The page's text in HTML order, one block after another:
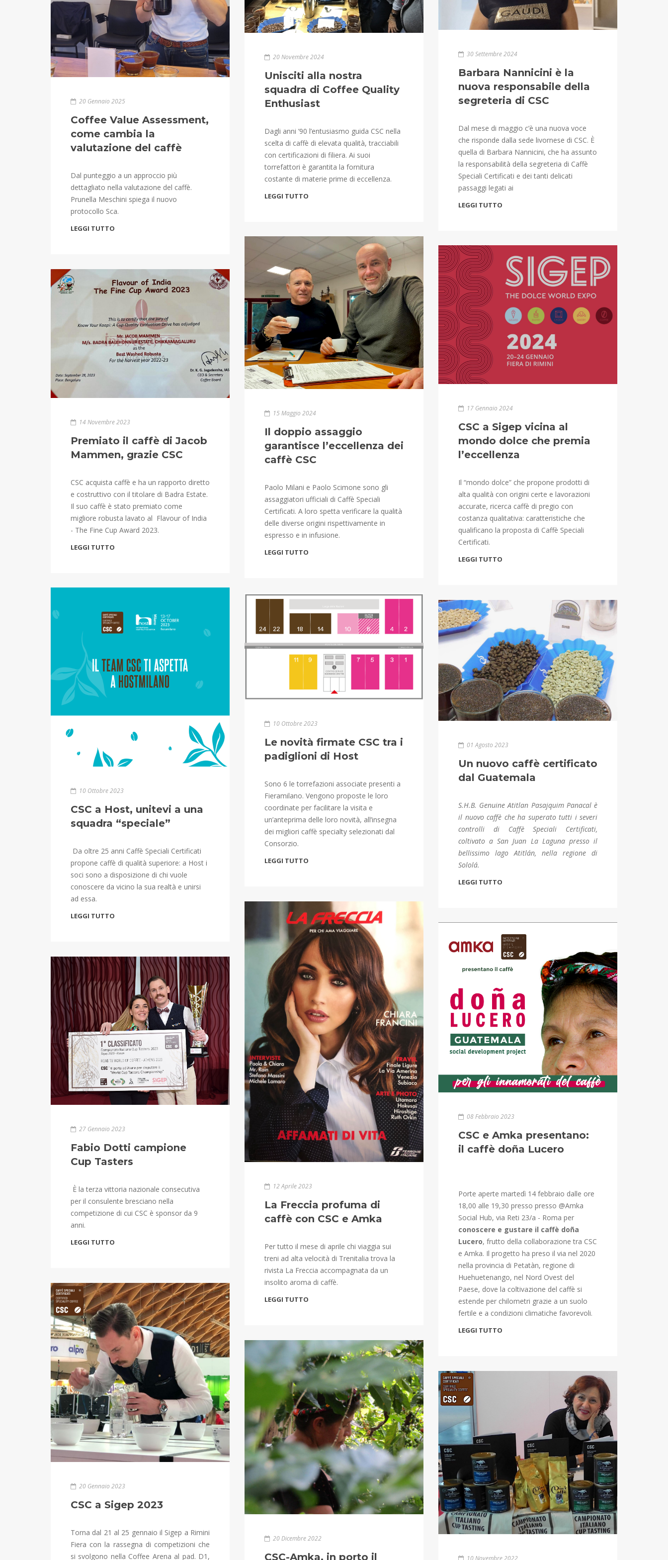
20 Gennaio 2025
Coffee Value Assessment,
come cambia la
valutazione del caffè
Dal punteggio a un approccio più
dettagliato nella valutazione del caffè.
Prunella Meschini spiega il nuovo
protocollo Sca.
LEGGI TUTTO
20 Novembre 2024
Unisciti alla nostra
squadra di Coffee Quality
Enthusiast
Dagli anni ’90 l’entusiasmo guida CSC nella
scelta di caffè di elevata qualità, tracciabili
con certificazioni di filiera. Ai suoi
torrefattori è garantita la fornitura
costante di materie prime di eccellenza.
LEGGI TUTTO
30 Settembre 2024
Barbara Nannicini è la
nuova responsabile della
segreteria di CSC
Dal mese di maggio c’è una nuova voce
che risponde dalla sede livornese di CSC. È
quella di Barbara Nannicini, che ha assunto
la responsabilità della segreteria di Caffè
Speciali Certificati e dei tanti delicati
passaggi legati ai
LEGGI TUTTO
15 Maggio 2024
Il doppio assaggio
garantisce l’eccellenza dei
caffè CSC
Paolo Milani e Paolo Scimone sono gli
assaggiatori ufficiali di Caffè Speciali
Certificati. A loro spetta verificare la qualità
delle diverse origini rispettivamente in
espresso e in infusione.
LEGGI TUTTO
17 Gennaio 2024
CSC a Sigep vicina al
mondo dolce che premia
l’eccellenza
Il “mondo dolce” che propone prodotti di
alta qualità con origini certe e lavorazioni
accurate, ricerca caffè di pregio con
costanza qualitativa: caratteristiche che
qualificano la proposta di Caffè Speciali
Certificati.
LEGGI TUTTO
14 Novembre 2023
Premiato il caffè di Jacob
Mammen, grazie CSC
CSC acquista caffè e ha un rapporto diretto
e costruttivo con il titolare di Badra Estate.
Il suo caffè è stato premiato come
migliore robusta lavato al Flavour of India
- The Fine Cup Award 2023.
LEGGI TUTTO
10 Ottobre 2023
CSC a Host, unitevi a una
squadra “speciale”
Da oltre 25 anni Caffè Speciali Certificati
propone caffè di qualità superiore: a Host i
soci sono a disposizione di chi vuole
conoscere da vicino la sua realtà e unirsi
ad essa.
LEGGI TUTTO
10 Ottobre 2023
Le novità firmate CSC tra i
padiglioni di Host
Sono 6 le torrefazioni associate presenti a
Fieramilano. Vengono proposte le loro
coordinate per facilitare la visita e
un’anteprima delle loro novità, all’insegna
dei migliori caffè specialty selezionati dal
Consorzio.
LEGGI TUTTO
01 Agosto 2023
Un nuovo caffè certificato
dal Guatemala
S.H.B. Genuine Atitlan Pasajquim Panacal è
il nuovo caffè che ha superato tutti i severi
controlli di Caffè Speciali Certificati,
coltivato a San Juan La Laguna presso il
bellissimo lago Atitlán, nella regione di
Sololá.
LEGGI TUTTO
12 Aprile 2023
La Freccia profuma di
caffè con CSC e Amka
Per tutto il mese di aprile chi viaggia sui
treni ad alta velocità di Trenitalia trova la
rivista La Freccia accompagnata da un
insolito aroma di caffè.
LEGGI TUTTO
08 Febbraio 2023
CSC e Amka presentano:
il caffè doña Lucero
Porte aperte martedì 14 febbraio dalle ore
18,00 alle 19,30 presso presso @Amka
Social Hub, via Reti 23/a - Roma per
conoscere e gustare il caffè doña
Lucero, frutto della collaborazione tra CSC
e Amka. Il progetto ha preso il via nel 2020
nella provincia di Petatàn, regione di
Huehuetenango, nel Nord Ovest del
Paese, dove la coltivazione del caffè si
estende per chilometri grazie a un suolo
fertile e a condizioni climatiche favorevoli.
LEGGI TUTTO
27 Gennaio 2023
Fabio Dotti campione
Cup Tasters
È la terza vittoria nazionale consecutiva
per il consulente bresciano nella
competizione di cui CSC è sponsor da 9
anni.
LEGGI TUTTO
20 Gennaio 2023
CSC a Sigep 2023
Torna dal 21 al 25 gennaio il Sigep a Rimini
Fiera con la rassegna di competizioni che
si svolgono nella Coffee Arena al pad. D1,
20 Dicembre 2022
CSC-Amka, in porto il 10 Novembre 2022